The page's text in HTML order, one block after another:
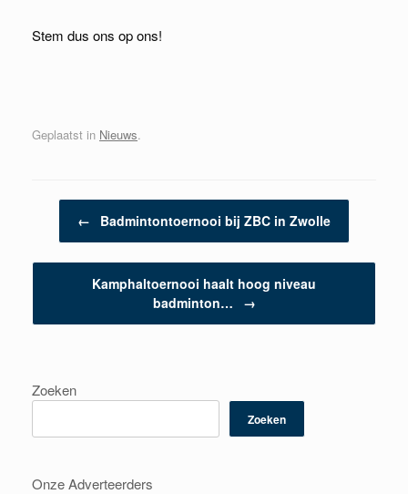
Stem dus ons op ons!
Geplaatst in Nieuws.
Berichtnavigatie
← Badmintontoernooi bij ZBC in Zwolle
Kamphaltoernooi haalt hoog niveau
badminton…
→
Zoeken
Zoeken
Onze Adverteerders